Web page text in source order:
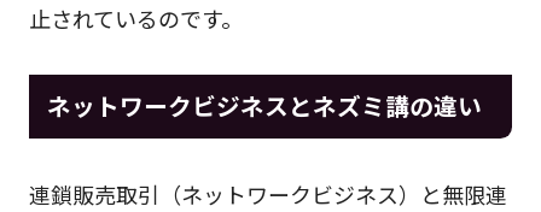
止されているのです。
ネットワークビジネスとネズミ講の違い
連鎖販売取引（ネットワークビジネス）と無限連